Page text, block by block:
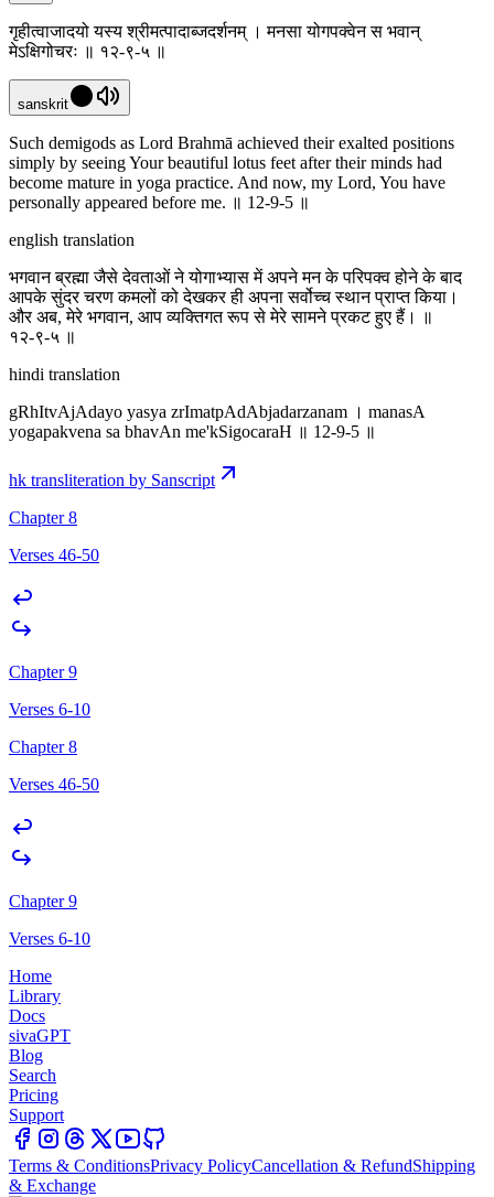
गृहीत्वाजादयो यस्य श्रीमत्पादाब्जदर्शनम् । मनसा योगपक्वेन स भवान्
मेऽक्षिगोचरः ॥ १२-९-५ ॥
sanskrit
Such demigods as Lord Brahmā achieved their exalted positions
simply by seeing Your beautiful lotus feet after their minds had
become mature in yoga practice. And now, my Lord, You have
personally appeared before me. ॥ 12-9-5 ॥
english translation
भगवान ब्रह्मा जैसे देवताओं ने योगाभ्यास में अपने मन के परिपक्व होने के बाद
आपके सुंदर चरण कमलों को देखकर ही अपना सर्वोच्च स्थान प्राप्त किया।
और अब, मेरे भगवान, आप व्यक्तिगत रूप से मेरे सामने प्रकट हुए हैं। ॥
१२-९-५ ॥
hindi translation
gRhItvAjAdayo yasya zrImatpAdAbjadarzanam । manasA
yogapakvena sa bhavAn me'kSigocaraH ॥ 12-9-5 ॥
hk transliteration by Sanscript
Chapter 8
Verses 46-50
Chapter 9
Verses 6-10
Chapter 8
Verses 46-50
Chapter 9
Verses 6-10
Home
Library
Docs
sivaGPT
Blog
Search
Pricing
Support
Terms & ConditionsPrivacy PolicyCancellation & RefundShipping
& Exchange